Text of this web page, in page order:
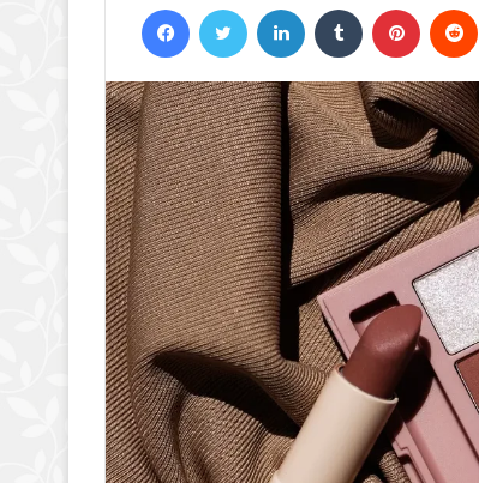
FacebookTwitter Linkedin Tumblr Pinterest